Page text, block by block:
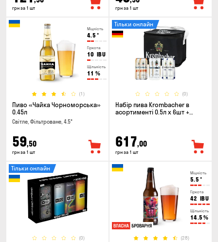
грн за 1 шт грн за 1 шт
Міцність
4.5 °
Гіркота
10 IBU
Щільність
11 %
(1)
Пиво «Чайка Чорноморська»
0.45л
Світле, Фільтроване, 4.5°
59,50
грн за 1 шт
(0)
Тільки онлайн
Набір пива Krombacher в
асортименті 0.5л х 6шт +
617,00
грн за 1 шт
(0)
Тільки онлайн
Міцність
5.5 °
Гіркота
42 IBU
Щільність
14.5 %
(28)